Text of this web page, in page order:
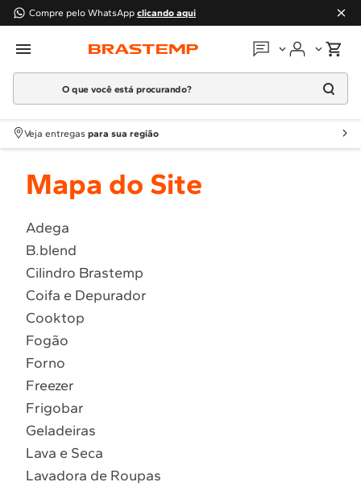
Compre pelo WhatsApp clicando aqui
Em que podemos
Atendimento Brastemp
Localizar assistência técnica
O que você está procurando?
Termos mais buscados
1º Geladeira
2
Fogao
4 º Lava Louça
5 º Cooktop
6º Microondas Brastemp
7º Forno
8º Embutir
9º Lava Seca
Veja entregas para sua região
Mapa do Site
Adega
B.blend
Cilindro Brastemp
Coifa e Depurador
Cooktop
Fogão
Forno
Freezer
Frigobar
Geladeiras
Lava e Seca
Lavadora de Roupas